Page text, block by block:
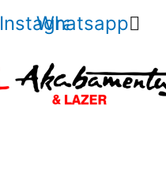
Instagram
Whatsapp